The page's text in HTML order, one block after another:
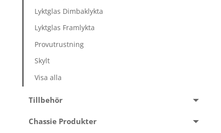
Lyktglas Dimbaklykta
Lyktglas Framlykta
Provutrustning
Skylt
Visa alla
Tillbehör
Chassie Produkter